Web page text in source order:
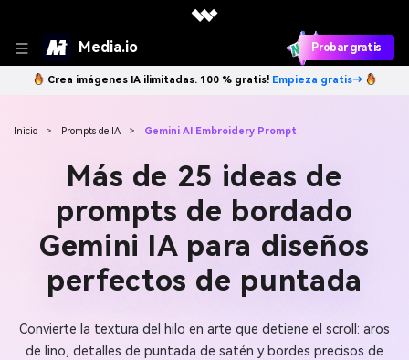
Media.io Probar gratis
Crea imágenes IA ilimitadas. 100 % gratis! Empieza gratis→
Inicio > Prompts de IA > Gemini AI Embroidery Prompt
Más de 25 ideas de
prompts de bordado
Gemini IA para diseños
perfectos de puntada
Convierte la textura del hilo en arte que detiene el scroll: aros
de lino, detalles de puntada de satén y bordes precisos de